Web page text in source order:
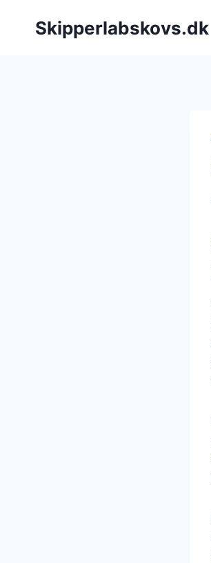
Skipperlabskovs.dk